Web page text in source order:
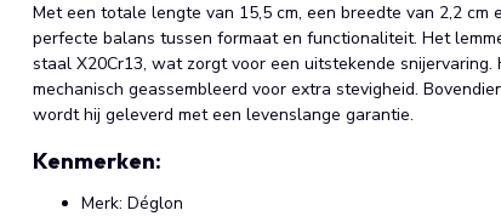
Met een totale lengte van 15,5 cm, een breedte van 2,2 cm
perfecte balans tussen formaat en functionaliteit. Het
staal X20Cr13, wat zorgt voor een uitstekende
mechanisch geassembleerd voor extra stevigheid.
wordt hij geleverd met een levenslange garantie.
Kenmerken:
Merk: Déglon